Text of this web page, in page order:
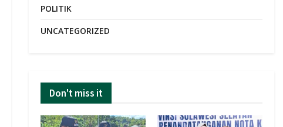
POLITIK
UNCATEGORIZED
Don't miss it